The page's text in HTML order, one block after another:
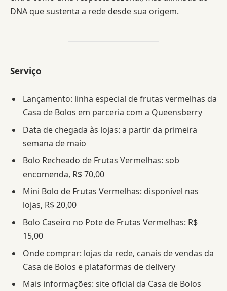
DNA que sustenta a rede desde sua origem.
Serviço
Lançamento: linha especial de frutas vermelhas da
Casa de Bolos em parceria com a Queensberry
Data de chegada às lojas: a partir da primeira
semana de maio
Bolo Recheado de Frutas Vermelhas: sob
encomenda, R$ 70,00
Mini Bolo de Frutas Vermelhas: disponível nas
lojas, R$ 20,00
Bolo Caseiro no Pote de Frutas Vermelhas: R$
15,00
Onde comprar: lojas da rede, canais de vendas da
Casa de Bolos e plataformas de delivery
Mais informações: site oficial da Casa de Bolos